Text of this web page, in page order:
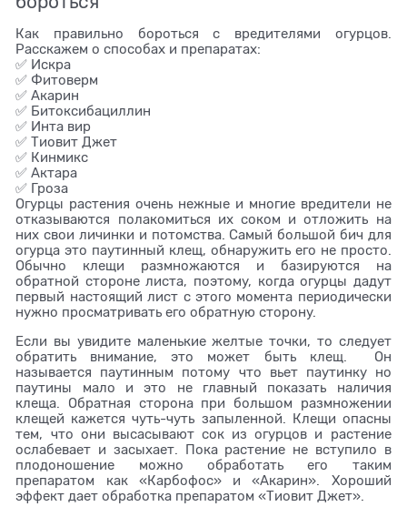
Как правильно бороться с вредителями огурцов.
Расскажем о способах и препаратах:
✅ Искра
✅ Фитоверм
✅ Акарин
✅ Битоксибациллин
✅ Инта вир
✅ Тиовит Джет
✅ Кинмикс
✅ Актара
✅ Гроза
Огурцы растения очень нежные и многие вредители не
отказываются полакомиться их соком и отложить на
них свои личинки и потомства. Самый большой бич для
огурца это паутинный клещ, обнаружить его не просто.
Обычно клещи размножаются и базируются на
обратной стороне листа, поэтому, когда огурцы дадут
первый настоящий лист с этого момента периодически
нужно просматривать его обратную сторону.
Если вы увидите маленькие желтые точки, то следует
обратить внимание, это может быть клещ. Он
называется паутинным потому что вьет паутинку но
паутины мало и это не главный показать наличия
клеща. Обратная сторона при большом размножении
клещей кажется чуть-чуть запыленной. Клещи опасны
тем, что они высасывают сок из огурцов и растение
ослабевает и засыхает. Пока растение не вступило в
плодоношение можно обработать его таким
препаратом как «Карбофос» и «Акарин». Хороший
эффект дает обработка препаратом «Тиовит Джет».